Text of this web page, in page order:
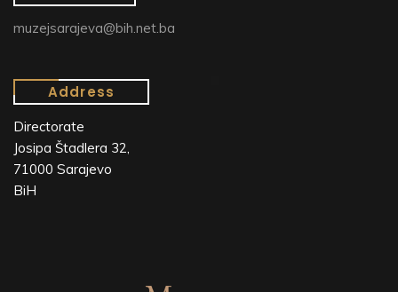
muzejsarajeva@bih.net.ba
Address
Directorate
Josipa Štadlera 32,
71000 Sarajevo
BiH